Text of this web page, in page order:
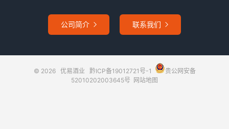
公司简介  联系我们 
© 2026 优易酒业 黔ICP备19012721号-1
贵公网安备
52010202003645号 网站地图